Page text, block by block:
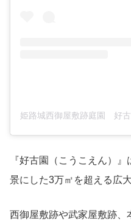
『好古園（こうこえん）
景にした3万㎡を超える広
西御屋敷跡や武家屋敷跡